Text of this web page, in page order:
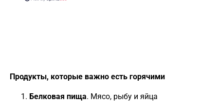
Продукты, которые важно есть горячими
Белковая пища. Мясо, рыбу и яйца